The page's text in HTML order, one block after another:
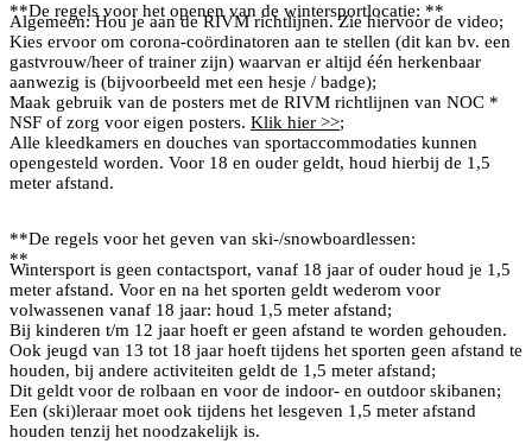
**De regels voor het openen van de wintersportlocatie: **
Algemeen: Hou je aan de RIVM richtlijnen. Zie hiervoor de video;
Kies ervoor om corona-coördinatoren aan te stellen (dit kan bv. een
gastvrouw/heer of trainer zijn) waarvan er altijd één herkenbaar
aanwezig is (bijvoorbeeld met een hesje / badge);
Maak gebruik van de posters met de RIVM richtlijnen van NOC *
NSF of zorg voor eigen posters. Klik hier >>;
Alle kleedkamers en douches van sportaccommodaties kunnen
opengesteld worden. Voor 18 en ouder geldt, houd hierbij de 1,5
meter afstand.
**De regels voor het geven van ski-/snowboardlessen:
**
Wintersport is geen contactsport, vanaf 18 jaar of ouder houd je 1,5
meter afstand. Voor en na het sporten geldt wederom voor
volwassenen vanaf 18 jaar: houd 1,5 meter afstand;
Bij kinderen t/m 12 jaar hoeft er geen afstand te worden gehouden.
Ook jeugd van 13 tot 18 jaar hoeft tijdens het sporten geen afstand te
houden, bij andere activiteiten geldt de 1,5 meter afstand;
Dit geldt voor de rolbaan en voor de indoor- en outdoor skibanen;
Een (ski)leraar moet ook tijdens het lesgeven 1,5 meter afstand
houden tenzij het noodzakelijk is.